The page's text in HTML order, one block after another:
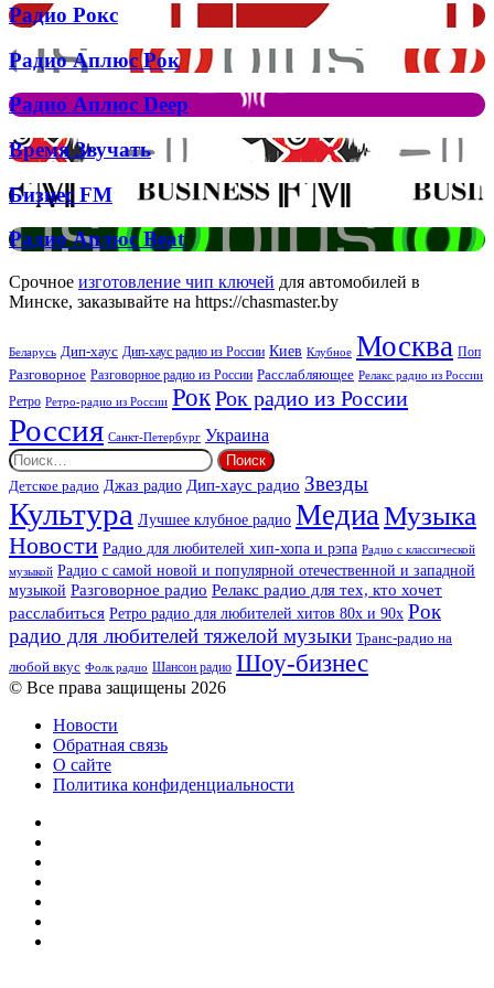
кліп
трек
Джона
та
Брітні
Спірс
Радио
Рокс
Радио Рокс
Радио
Аплюс
Рок
Радио Аплюс Рок
Радио
Аплюс
Deep
Радио Аплюс Deep
Время
Звучать
Время Звучать
Бизнес
Бизнес FM
Радио
Аплюс
Beat
Радио Аплюс Beat
Срочное изготовление чип ключей для автомобилей в
Минске, заказывайте на https://chasmaster.by
Беларусь Дип-хаус Дип-хаус радио из России Киев Клубное Москва Поп
Разговорное Разговорное радио из России Расслабляющее Релакс радио из России
Ретро Ретро-радио из России РокРок радио из России
Россия Санкт-Петербург Украина
Найти:
Детское радио Джаз радио Дип-хаус радио Звезды
Культура Лучшее клубное радио МедиаМузыка
Новости Радио для любителей хип-хопа и рэпа Радио с классической
музыкой Радио с самой новой и популярной отечественной и западной
музыкой Разговорное радио Релакс радио для тех, кто хочет
расслабиться Ретро радио для любителей хитов 80х и 90х Рок
радио для любителей тяжелой музыки Транс-радио на
любой вкус Фолк радио Шансон радио Шоу-бизнес
© Все права защищены 2026
Новости
Обратная связь
О сайте
Политика конфиденциальности